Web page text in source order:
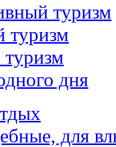
туризм
дня
для